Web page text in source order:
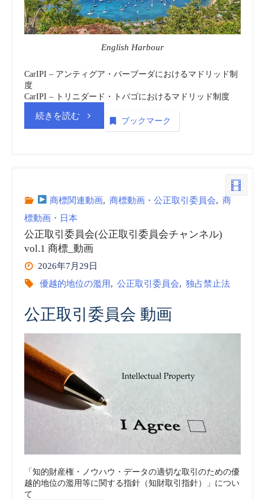
画
(embedded)”
English Harbour
CarIPI – アンティグア・バーブーダにおけるマドリッド制
度
CarIPI – トリニダード・トバゴにおけるマドリッド制度
続きを読む“欧
合
際
協
力
Intellectual
ブックマーク
商標関連動画, 商標動画・公正取引委員会, 商
標動画・日本
公正取引委員会(公正取引委員会チャンネル)
vol.1 商標_動画
2026年7月29日
優越的地位の濫用, 公正取引委員会, 独占禁止法
公正取引委員会 動画
「知的財産権・ノウハウ・データの適切な取引のための優
越的地位の濫用等に関する指針（知財取引指針）」につい
て